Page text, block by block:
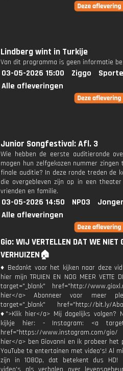
Lindberg wint in Turkije
Van dit programma is geen informatie
03-05-2026 15:00 Ziggo
Alle afleveringen
Junior Songfestival: Afl. 3
Wie hebben de eerste auditieronde
mogen hun zelfgekozen nummer zingen
finale auditie? In deze ronde treden de
die overgebleven zijn op in een
vrienden en familie.
03-05-2026 14:50 NPO3
Alle afleveringen
Gio: WIJ VERTELLEN DAT WE NIET
VERHUIZEN🏠
♦ Bedankt voor het kijken naar deze
hier mijn TRUIEN EN NOG MEER VETTE
target="_blank" href="http://
hier</a> Abonneer voor meer
target="_blank" href="http://bit.ly/
♦">Klik hier</a> Mij dagelijks volgen?
kijkje hier: - Instagram: <a
href="https://www.instagram.com/
hier</a> ben Giovanni en ik probeer het
YouTube te entertainen met video's! Al
zijn in 1080p, dat betekent dus HD!